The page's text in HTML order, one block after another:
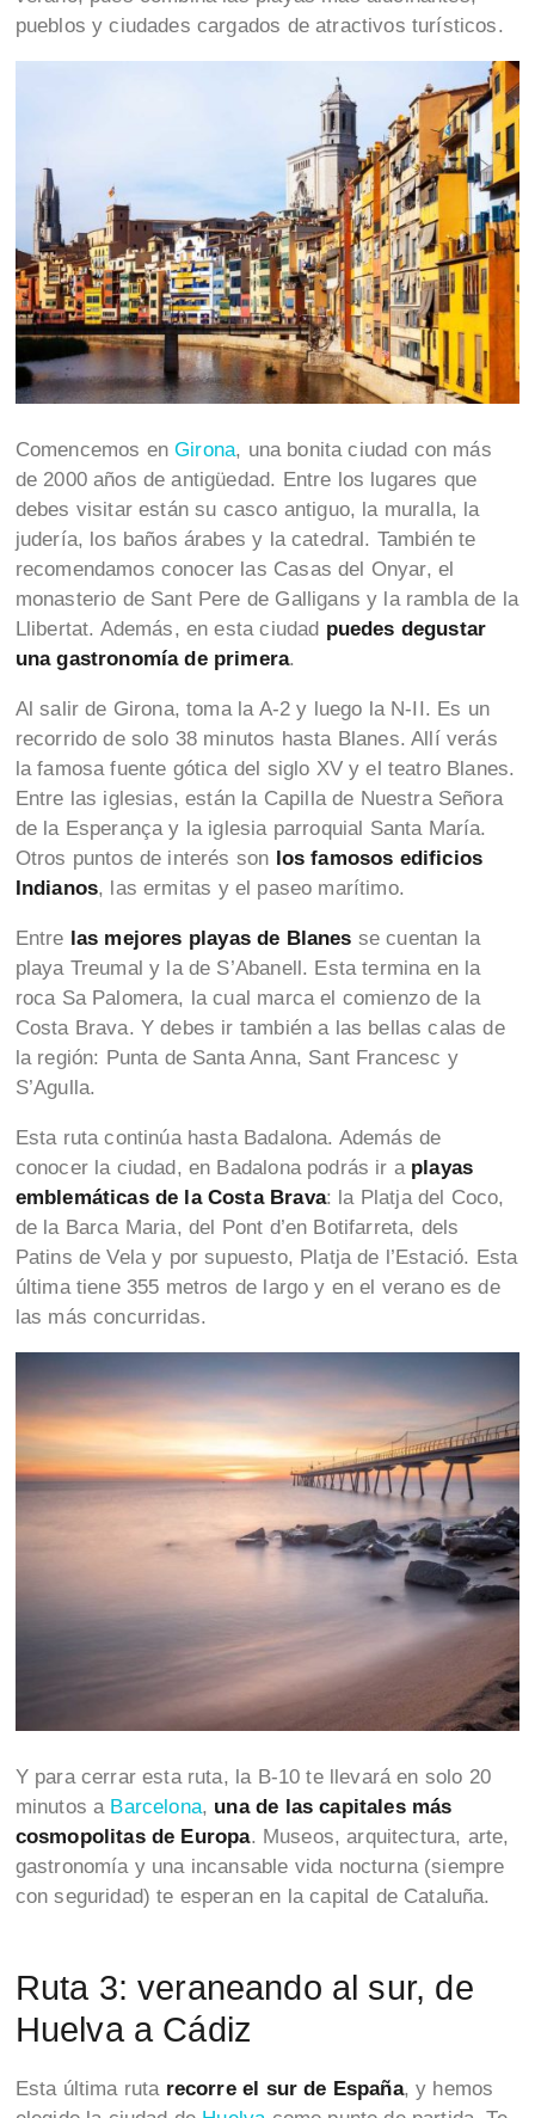
pueblos y ciudades cargados de atractivos turísticos.
Comencemos enGirona, una bonita ciudad con más
de 2000 años de antigüedad. Entre los lugares que
debes visitar están su casco antiguo, la muralla, la
judería, los baños árabes y la catedral. También te
recomendamos conocer las Casas del Onyar, el
monasterio de Sant Pere de Galligans y la rambla de la
Llibertat. Además, en esta ciudad puedes degustar
una gastronomía de primera.
Al salir de Girona, toma la A-2 y luego la N-II. Es un
recorrido de solo 38 minutos hasta Blanes. Allí verás
la famosa fuente gótica del siglo XV y el teatro Blanes.
Entre las iglesias, están la Capilla de Nuestra Señora
de la Esperança y la iglesia parroquial Santa María.
Otros puntos de interés son los famosos edificios
Indianos, las ermitas y el paseo marítimo.
Entre las mejores playas de Blanes se cuentan la
playa Treumal y la de S’Abanell. Esta termina en la
roca Sa Palomera, la cual marca el comienzo de la
Costa Brava. Y debes ir también a las bellas calas de
la región: Punta de Santa Anna, Sant Francesc y
S’Agulla.
Esta ruta continúa hasta Badalona. Además de
conocer la ciudad, en Badalona podrás ir a playas
emblemáticas de la Costa Brava: la Platja del Coco,
de la Barca Maria, del Pont d’en Botifarreta, dels
Patins de Vela y por supuesto, Platja de l’Estació. Esta
última tiene 355 metros de largo y en el verano es de
las más concurridas.
Y para cerrar esta ruta, la B-10 te llevará en solo 20
minutos a Barcelona, una de las capitales más
cosmopolitas de Europa. Museos, arquitectura, arte,
gastronomía y una incansable vida nocturna (siempre
con seguridad) te esperan en la capital de Cataluña.
Ruta 3: veraneando al sur, de
Huelva a Cádiz
Esta última ruta recorre el sur de España, y hemos